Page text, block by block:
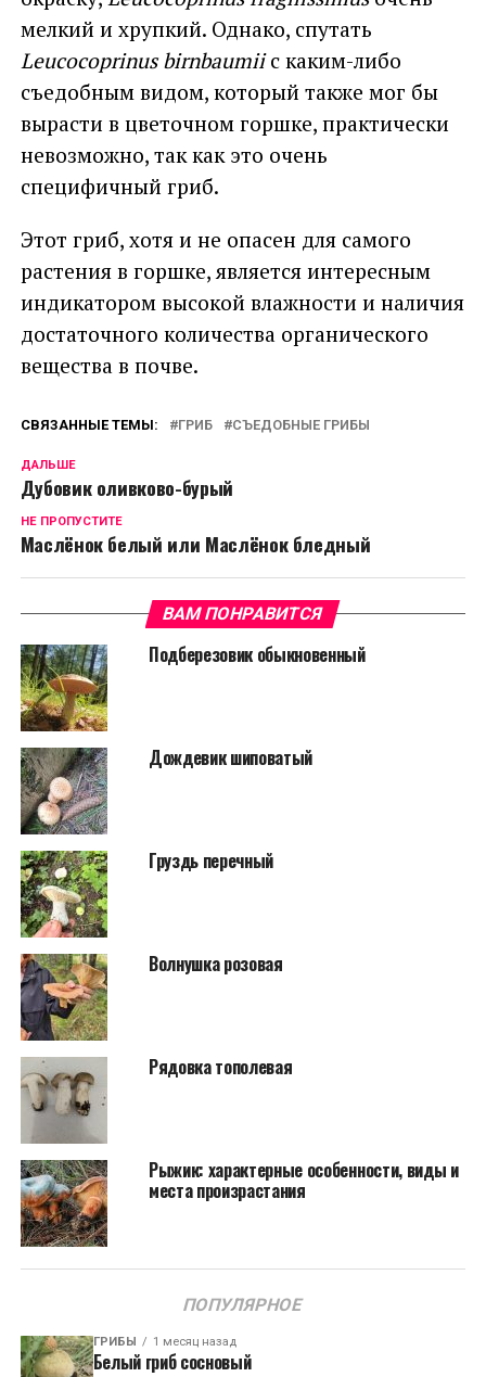
мелкий и хрупкий. Однако, спутать
Leucocoprinus birnbaumiiс каким-либо
съедобным видом, который также мог бы
вырасти в цветочном горшке, практически
невозможно, так как это очень
специфичный гриб.
Этот гриб, хотя и не опасен для самого
растения в горшке, является интересным
индикатором высокой влажности и наличия
достаточного количества органического
вещества в почве.
СВЯЗАННЫЕ ТЕМЫ: ГРИБ СЪЕДОБНЫЕ ГРИБЫ
ДАЛЬШЕ
Дубовик оливково-бурый
НЕ ПРОПУСТИТЕ
Маслёнок белый или Маслёнок бледный
ВАМ ПОНРАВИТСЯ
Подберезовик обыкновенный
Дождевик шиповатый
Груздь перечный
Волнушка розовая
Рядовка тополевая
Рыжик: характерные особенности, виды и
места произрастания
ПОПУЛЯРНОЕ
ГРИБЫ 1 месяц назад
Белый гриб сосновый